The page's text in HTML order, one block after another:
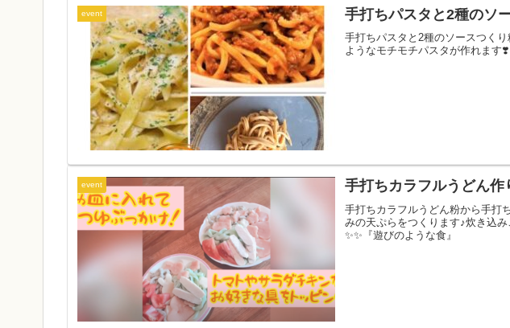
event 手打ちパスタと2種のソ
手打ちパスタと2種のソースつく
ようなモチモチパスタが作れます❣️
event 手打ちカラフルうどん作
手打ちカラフルうどん粉から手打
みの天ぷらをつくります♪炊き込
✨✨『遊びのような食』